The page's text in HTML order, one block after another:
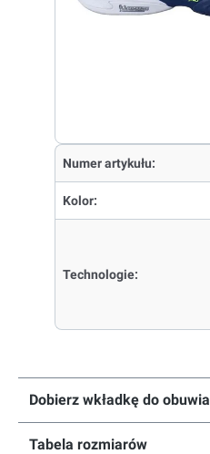
Numer artykułu:
Kolor:
Technologie:
Dobierz wkładkę do obuwia
Tabela rozmiarów